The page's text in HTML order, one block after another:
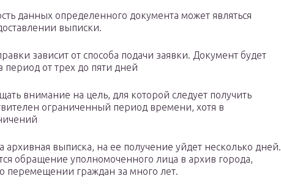
данных определенного документа может являться
выписки.
зависит от способа подачи заявки. Документ будет
период от трех до пяти дней
внимание на цель, для которой следует получить
ограниченный период времени, хотя в
архивная выписка, на ее получение уйдет несколько дней.
обращение уполномоченного лица в архив города,
перемещении граждан за много лет.